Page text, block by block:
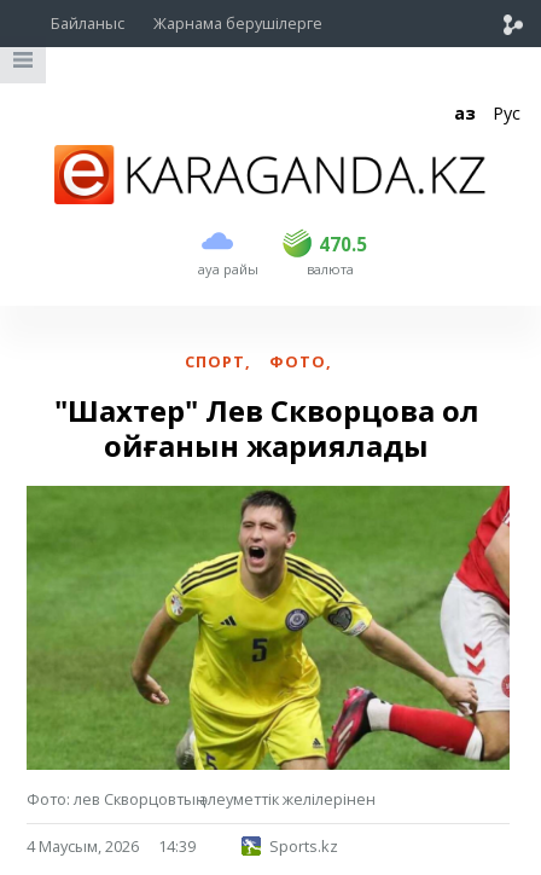
Байланыс Жарнама берушілерге
Қаз Рус
ауа райы
470.5
USD 468.5 470.5
EUR валюта
СПОРТ, ФОТО,
"Шахтер" Лев Скворцовқа қол
қойғанын жариялады
Фото: лев Скворцовтың әлеуметтік желілерінен
4 Маусым, 2026 14:39 Sports.kz